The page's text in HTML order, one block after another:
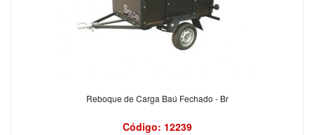
Reboque de Carga Baú Fechado - Br
Código: 12239